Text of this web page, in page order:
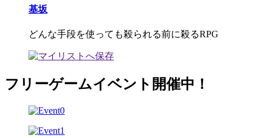
基坂
どんな手段を使っても殺られる前に殺るRPG
フリーゲームイベント開催中！